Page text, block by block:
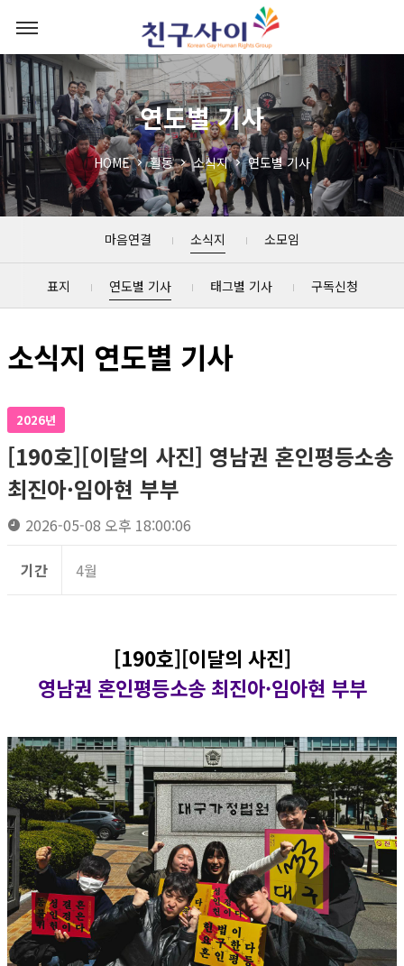
연도별 기사
HOME 활동 소식지 연도별 기사
마음연결 소식지 소모임
표지 연도별 기사 태그별 기사 구독신청
소식지 연도별 기사
2026년
[190호][이달의 사진] 영남권 혼인평등소송
최진아·임아현 부부
2026-05-08 오후 18:00:06
기간 4월
[190호][이달의 사진]
영남권 혼인평등소송 최진아·임아현 부부